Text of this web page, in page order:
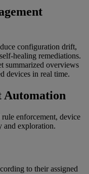
configuration drift,
healing remediations.
summarized overviews
devices in real time.
Automation
enforcement, device
and exploration.
to their assigned